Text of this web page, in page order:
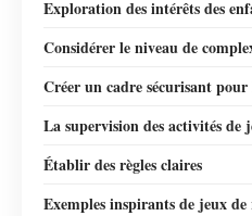
Exploration des intérêts des
Considérer le niveau de
Créer un cadre sécurisant
La supervision des activités de
Établir des règles claires
Exemples inspirants de jeux de